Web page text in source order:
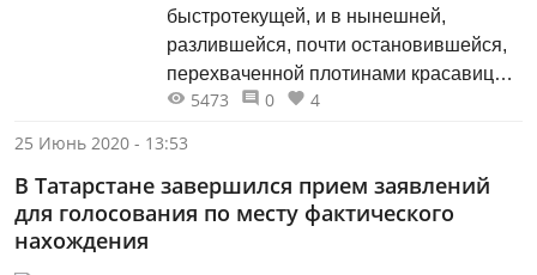
быстротекущей, и в нынешней,
разлившейся, почти остановившейся,
перехваченной плотинами красавице
Волге, пока мы с сыном не осознали,
начало парусному спорту в Казани.
5473 0
4
25 Июнь 2020 - 13:53
В Татарстане завершился прием заявлений
для голосования по месту фактического
нахождения